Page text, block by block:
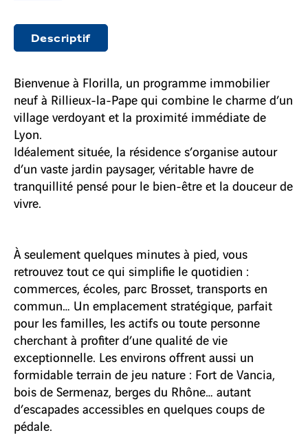
Descriptif
Bienvenue à Florilla, un programme immobilier
neuf à Rillieux-la-Pape qui combine le charme d’un
village verdoyant et la proximité immédiate de
Lyon.
Idéalement située, la résidence s’organise autour
d’un vaste jardin paysager, véritable havre de
tranquillité pensé pour le bien-être et la douceur de
vivre.
À seulement quelques minutes à pied, vous
retrouvez tout ce qui simplifie le quotidien :
commerces, écoles, parc Brosset, transports en
commun… Un emplacement stratégique, parfait
pour les familles, les actifs ou toute personne
cherchant à profiter d’une qualité de vie
exceptionnelle. Les environs offrent aussi un
formidable terrain de jeu nature : Fort de Vancia,
bois de Sermenaz, berges du Rhône… autant
d’escapades accessibles en quelques coups de
pédale.